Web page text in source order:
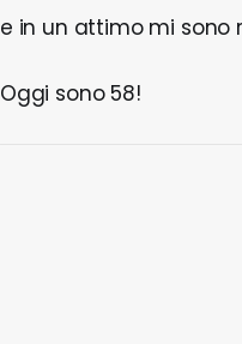
e in un attimo mi sono
Oggi sono 58!